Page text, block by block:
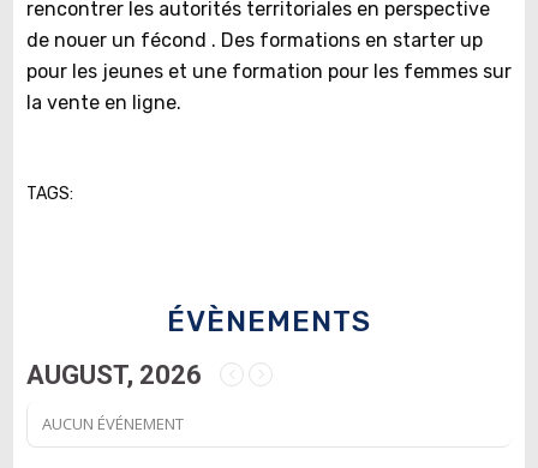
rencontrer les autorités territoriales en perspective
de nouer un fécond . Des formations en starter up
pour les jeunes et une formation pour les femmes sur
la vente en ligne.
TAGS:
ÉVÈNEMENTS
AUGUST, 2026
AUCUN ÉVÉNEMENT